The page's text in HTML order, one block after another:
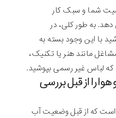
شما و سبک کار
به طور کلی، در
با این وجود بسته به
مانند هنر یا تکنیک،
که لباس غیر رسمی بپوشید.
را از قبل بررسی
که از قبل وضعیت آب